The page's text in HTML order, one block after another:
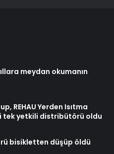
meydan okumanın
REHAU Yerden Isıtma
tek yetkili distribütörü oldu
bisikletten düşüp öldü